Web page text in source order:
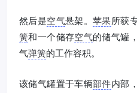
然后是空气悬架。 苹果所获
簧和一个储存空气的储气罐
气弹簧的工作容积。
该储气罐置于车辆部件内部